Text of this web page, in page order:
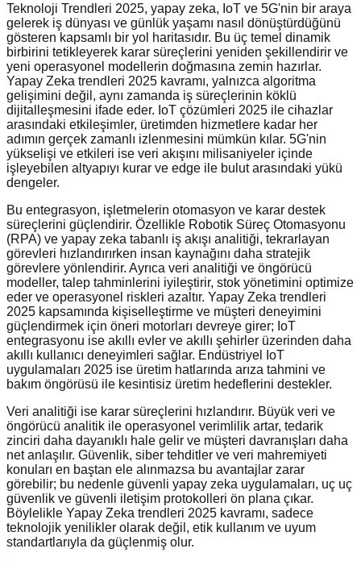
Teknoloji Trendleri 2025, yapay zeka, IoT ve 5G'nin bir araya
gelerek iş dünyası ve günlük yaşamı nasıl dönüştürdüğünü
gösteren kapsamlı bir yol haritasıdır. Bu üç temel dinamik
birbirini tetikleyerek karar süreçlerini yeniden şekillendirir ve
yeni operasyonel modellerin doğmasına zemin hazırlar.
Yapay Zeka trendleri 2025 kavramı, yalnızca algoritma
gelişimini değil, aynı zamanda iş süreçlerinin köklü
dijitalleşmesini ifade eder. IoT çözümleri 2025 ile cihazlar
arasındaki etkileşimler, üretimden hizmetlere kadar her
adımın gerçek zamanlı izlenmesini mümkün kılar. 5G'nin
yükselişi ve etkileri ise veri akışını milisaniyeler içinde
işleyebilen altyapıyı kurar ve edge ile bulut arasındaki yükü
dengeler.
Bu entegrasyon, işletmelerin otomasyon ve karar destek
süreçlerini güçlendirir. Özellikle Robotik Süreç Otomasyonu
(RPA) ve yapay zeka tabanlı iş akışı analitiği, tekrarlayan
görevleri hızlandırırken insan kaynağını daha stratejik
görevlere yönlendirir. Ayrıca veri analitiği ve öngörücü
modeller, talep tahminlerini iyileştirir, stok yönetimini optimize
eder ve operasyonel riskleri azaltır. Yapay Zeka trendleri
2025 kapsamında kişiselleştirme ve müşteri deneyimini
güçlendirmek için öneri motorları devreye girer; IoT
entegrasyonu ise akıllı evler ve akıllı şehirler üzerinden daha
akıllı kullanıcı deneyimleri sağlar. Endüstriyel IoT
uygulamaları 2025 ise üretim hatlarında arıza tahmini ve
bakım öngörüsü ile kesintisiz üretim hedeflerini destekler.
Veri analitiği ise karar süreçlerini hızlandırır. Büyük veri ve
öngörücü analitik ile operasyonel verimlilik artar, tedarik
zinciri daha dayanıklı hale gelir ve müşteri davranışları daha
net anlaşılır. Güvenlik, siber tehditler ve veri mahremiyeti
konuları en baştan ele alınmazsa bu avantajlar zarar
görebilir; bu nedenle güvenli yapay zeka uygulamaları, uç uç
güvenlik ve güvenli iletişim protokolleri ön plana çıkar.
Böylelikle Yapay Zeka trendleri 2025 kavramı, sadece
teknolojik yenilikler olarak değil, etik kullanım ve uyum
standartlarıyla da güçlenmiş olur.